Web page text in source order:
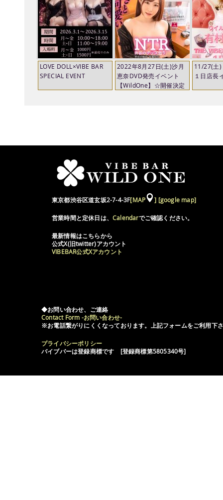
LOVE DOLL×VIBE BAR
SPECIAL EVENT
2022年8月27日(土)沙月
恵奈DVD発売イベント
【WildOne】☆開催決定
11/27(土)
１日店長
東京都渋谷区道玄坂2-7-4-3F[MAP ] [google map]
営業時間と定休日は、 Calendarでご確認ください。
最新情報はこちらから
公式X(旧twitter)アカウント
VIBEBAR公式Xアカウント
◆お問い合わせ、ご連絡
Contact Form -お問い合わせ-
※お電話繋がりにくくなっております。上記フォームをご利用下
プライバシーポリシー
バイブバーは登録商標です [登録商標第5805340号]